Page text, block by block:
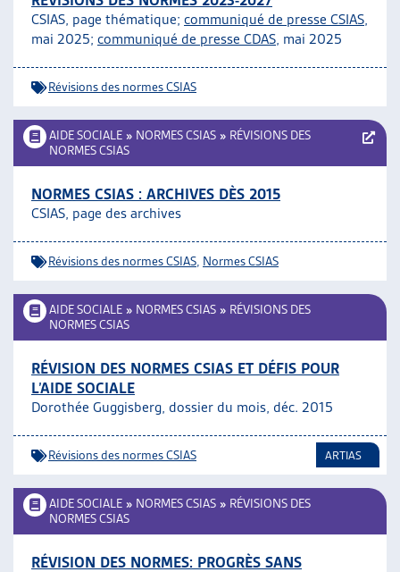
AUTRES
ARTIAS
PROJETS ET ACTIVITÉS
CSIAS, page thématique; communiqué de presse CSIAS,
mai 2025; communiqué de presse CDAS, mai 2025
Révisions des normes CSIAS
AIDE SOCIALE » NORMES CSIAS » RÉVISIONS DES
NORMES CSIAS
NORMES CSIAS : ARCHIVES DÈS 2015
CSIAS, page des archives
Révisions des normes CSIAS Normes CSIAS
AIDE SOCIALE » NORMES CSIAS » RÉVISIONS DES
NORMES CSIAS
RÉVISION DES NORMES CSIAS ET DÉFIS POUR
L’AIDE SOCIALE
Dorothée Guggisberg, dossier du mois, déc. 2015
Révisions des normes CSIAS ARTIAS
AIDE SOCIALE » NORMES CSIAS » RÉVISIONS DES
NORMES CSIAS
RÉVISION DES NORMES: PROGRÈS SANS